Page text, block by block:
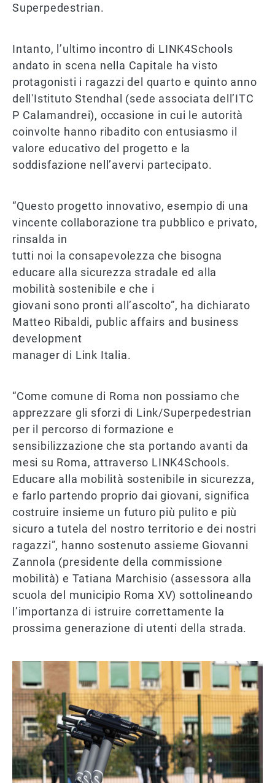
Superpedestrian.
Intanto, l’ultimo incontro di LINK4Schools
andato in scena nella Capitale ha visto
protagonisti i ragazzi del quarto e quinto anno
dell'Istituto Stendhal (sede associata dell’ITC
P Calamandrei), occasione in cui le autorità
coinvolte hanno ribadito con entusiasmo il
valore educativo del progetto e la
soddisfazione nell’avervi partecipato.
“Questo progetto innovativo, esempio di una
vincente collaborazione tra pubblico e privato,
rinsalda in
tutti noi la consapevolezza che bisogna
educare alla sicurezza stradale ed alla
mobilità sostenibile e che i
giovani sono pronti all’ascolto”, ha dichiarato
Matteo Ribaldi, public affairs and business
development
manager di Link Italia.
“Come comune di Roma non possiamo che
apprezzare gli sforzi di Link/Superpedestrian
per il percorso di formazione e
sensibilizzazione che sta portando avanti da
mesi su Roma, attraverso LINK4Schools.
Educare alla mobilità sostenibile in sicurezza,
e farlo partendo proprio dai giovani, significa
costruire insieme un futuro più pulito e più
sicuro a tutela del nostro territorio e dei nostri
ragazzi”, hanno sostenuto assieme Giovanni
Zannola (presidente della commissione
mobilità) e Tatiana Marchisio (assessora alla
scuola del municipio Roma XV) sottolineando
l’importanza di istruire correttamente la
prossima generazione di utenti della strada.